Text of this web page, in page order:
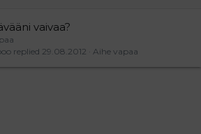
vaivaa?
Aihe vapaa
29.08.2012